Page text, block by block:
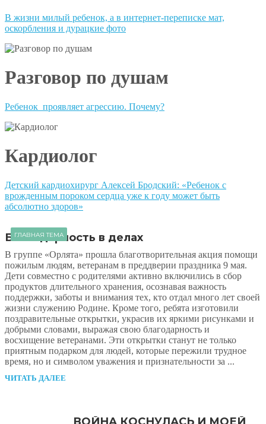
В жизни милый ребенок, а в интернет-переписке мат,
оскорбления и дурацкие фото
Разговор по душам
Ребенок проявляет агрессию. Почему?
Кардиолог
Детский кардиохирург Алексей Бродский: «Ребенок с
врожденным пороком сердца уже к году может быть
абсолютно здоров»
Благодарность в делах
В группе «Орлята» прошла благотворительная акция помощи
пожилым людям, ветеранам в преддверии праздника 9 мая.
Дети совместно с родителями активно включились в сбор
продуктов длительного хранения, осознавая важность
поддержки, заботы и внимания тех, кто отдал много лет своей
жизни служению Родине. Кроме того, ребята изготовили
поздравительные открытки, украсив их яркими рисунками и
добрыми словами, выражая свою благодарность и
восхищение ветеранами. Эти открытки станут не только
приятным подарком для людей, которые пережили трудное
время, но и символом уважения и признательности за ...
ЧИТАТЬ ДАЛЕЕ
ГЛАВНАЯ ТЕМА
ВОЙНА КОСНУЛАСЬ И МОЕЙ